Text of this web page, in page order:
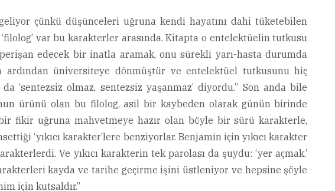
çünkü düşünceleri uğruna kendi hayatını dahi tüketebilen
var bu karakterler arasında. Kitapta o entelektüelin tutkusu
edecek bir inatla aramak, onu sürekli yarı-hasta durumda
ardından üniversiteye dönmüştür ve entelektüel tutkusunu hiç
‘sentezsiz olmaz, sentezsiz yaşanmaz’ diyordu.” Son anda bile
ürünü olan bu filolog, asil bir kaybeden olarak günün birinde
fikir uğruna mahvetmeye hazır olan böyle bir sürü karakterle,
‘yıkıcı karakter’lere benziyorlar. Benjamin için yıkıcı karakter
Ve yıkıcı karakterin tek parolası da şuydu: ‘yer açmak.’
kayda ve tarihe geçirme işini üstleniyor ve hepsine şöyle
için kutsaldır.”